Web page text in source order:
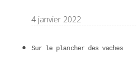
4 janvier 2022
Sur le plancher des vaches